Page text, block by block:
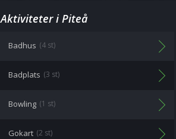
Aktiviteter i Piteå
Badhus (4 st)
Badplats (3 st)
Bowling (1 st)
Gokart (2 st)